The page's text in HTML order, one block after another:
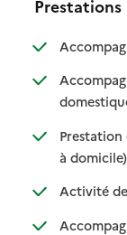
Prestations
::
à domicile)
:
:
Activité